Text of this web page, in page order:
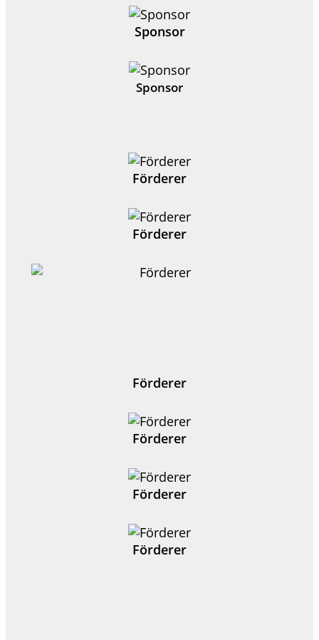
Sponsor
Sponsor
Förderer
Förderer
Förderer
Förderer
Förderer
Förderer